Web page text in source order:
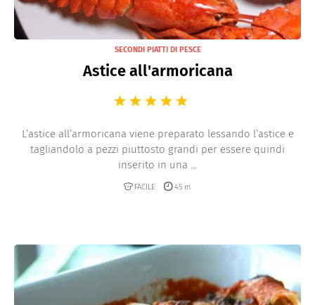
SECONDI PIATTI DI PESCE
Astice all'armoricana
L’astice all’armoricana viene preparato lessando l’astice e
tagliandolo a pezzi piuttosto grandi per essere quindi
inserito in una ...
FACILE 45 m